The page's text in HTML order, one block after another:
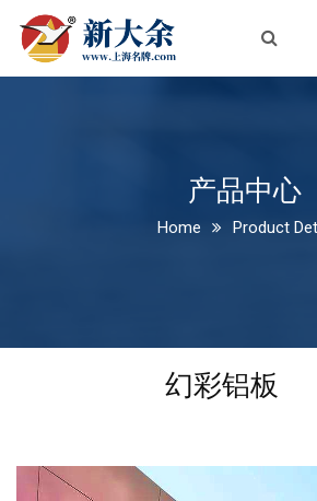
首页
铝板
产品中心
Home Product
幻彩铝板